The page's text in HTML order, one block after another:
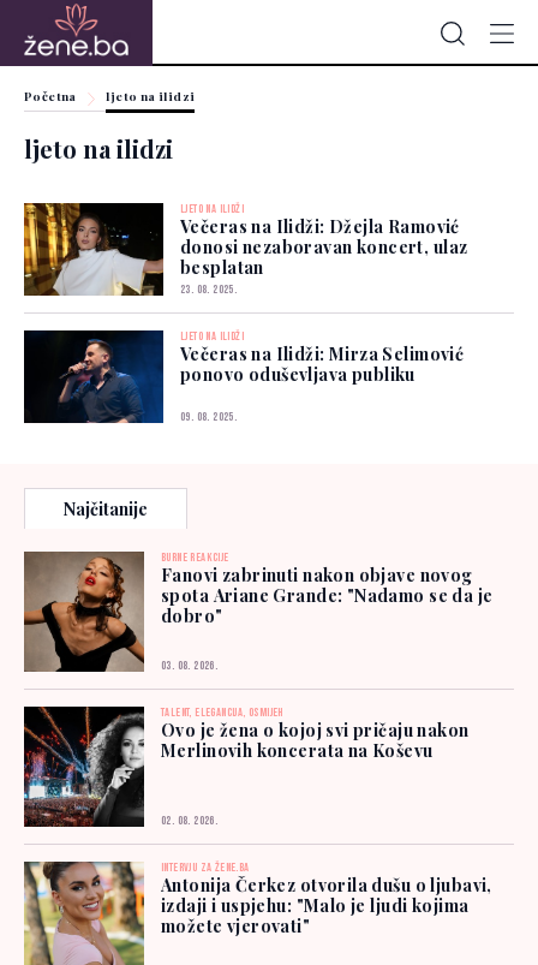
Početna ljeto na ilidzi
ljeto na ilidzi
LJETO NA ILIDŽI
Večeras na Ilidži: Džejla Ramović
donosi nezaboravan koncert, ulaz
besplatan
23. 08. 2025.
LJETO NA ILIDŽI
Večeras na Ilidži: Mirza Selimović
ponovo oduševljava publiku
09. 08. 2025.
Najčitanije
BURNE REAKCIJE
Fanovi zabrinuti nakon objave novog
spota Ariane Grande: "Nadamo se da je
dobro"
03. 08. 2026.
TALENT, ELEGANCIJA, OSMIJEH
Ovo je žena o kojoj svi pričaju nakon
Merlinovih koncerata na Koševu
02. 08. 2026.
INTERVJU ZA ŽENE.BA
Antonija Čerkez otvorila dušu o ljubavi,
izdaji i uspjehu: "Malo je ljudi kojima
možete vjerovati"